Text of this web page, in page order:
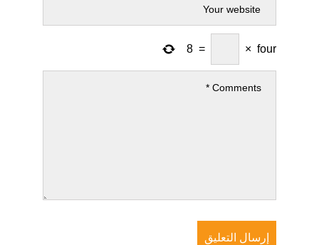
four
×
=
8